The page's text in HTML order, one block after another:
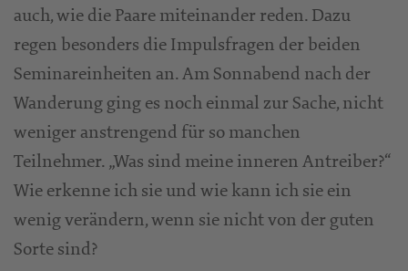
auch, wie die Paare miteinander reden. Dazu
regen besonders die Impulsfragen der beiden
Seminareinheiten an. Am Sonnabend nach der
Wanderung ging es noch einmal zur Sache, nicht
weniger anstrengend für so manchen
Teilnehmer. „Was sind meine inneren Antreiber?“
Wie erkenne ich sie und wie kann ich sie ein
wenig verändern, wenn sie nicht von der guten
Sorte sind?